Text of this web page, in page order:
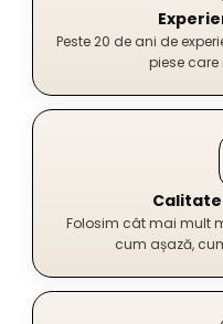
Peste 20 de ani de
piese
Folosim cât mai mult
cum așază,